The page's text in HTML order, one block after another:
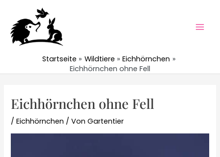
springen
Startseite Wildtiere
Eichhörnchen
Eichhörnchen ohne Fell
Eichhörnchen ohne Fell
/Eichhörnchen / VonGartentier